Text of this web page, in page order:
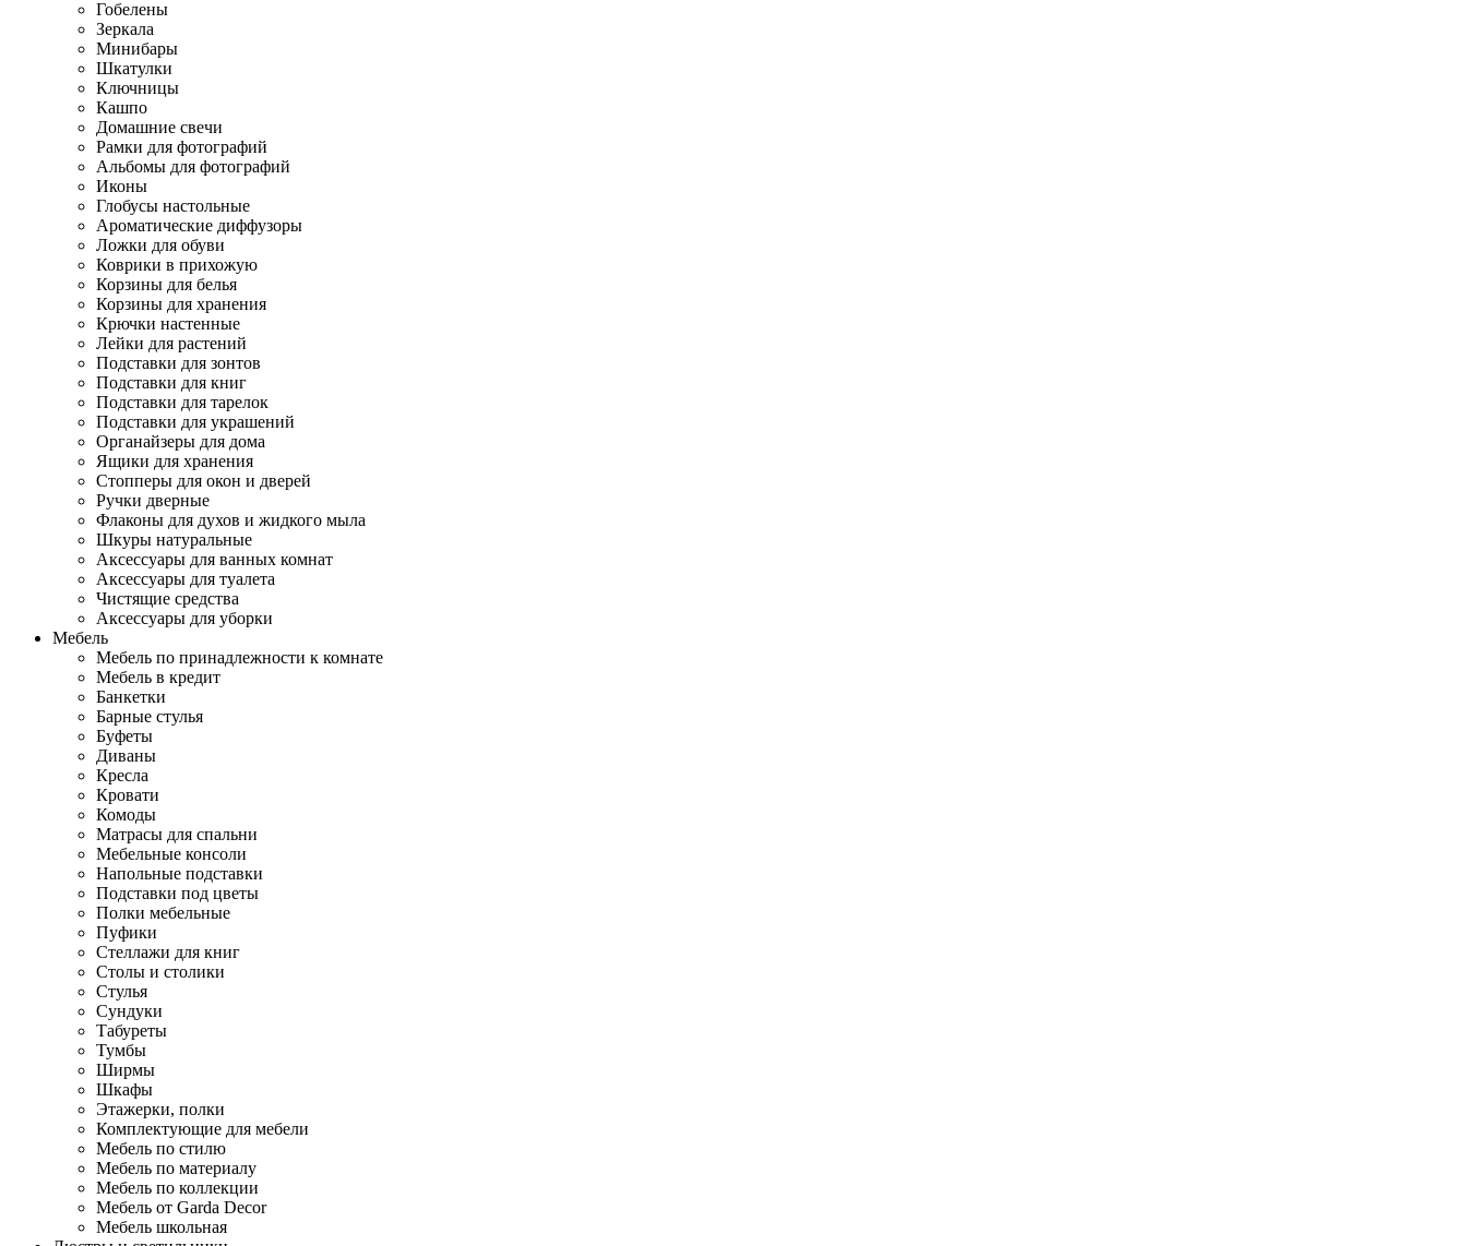
Гобелены
Зеркала
Минибары
Шкатулки
Ключницы
Кашпо
Домашние свечи
Рамки для фотографий
Альбомы для фотографий
Иконы
Глобусы настольные
Ароматические диффузоры
Ложки для обуви
Коврики в прихожую
Корзины для белья
Корзины для хранения
Крючки настенные
Лейки для растений
Подставки для зонтов
Подставки для книг
Подставки для тарелок
Подставки для украшений
Органайзеры для дома
Ящики для хранения
Стопперы для окон и дверей
Ручки дверные
Флаконы для духов и жидкого мыла
Шкуры натуральные
Аксессуары для ванных комнат
Аксессуары для туалета
Чистящие средства
Аксессуары для уборки
Мебель
Мебель по принадлежности к комнате
Мебель в кредит
Банкетки
Барные стулья
Буфеты
Диваны
Кресла
Кровати
Комоды
Матрасы для спальни
Мебельные консоли
Напольные подставки
Подставки под цветы
Полки мебельные
Пуфики
Стеллажи для книг
Столы и столики
Стулья
Сундуки
Табуреты
Тумбы
Ширмы
Шкафы
Этажерки, полки
Комплектующие для мебели
Мебель по стилю
Мебель по материалу
Мебель по коллекции
Мебель от Garda Decor
Мебель школьная